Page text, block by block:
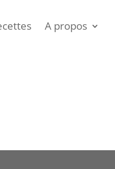
A propos